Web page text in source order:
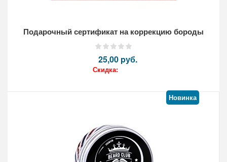
Подарочный сертификат на коррекцию бороды
25,00 pуб.
Скидка:
Новинка